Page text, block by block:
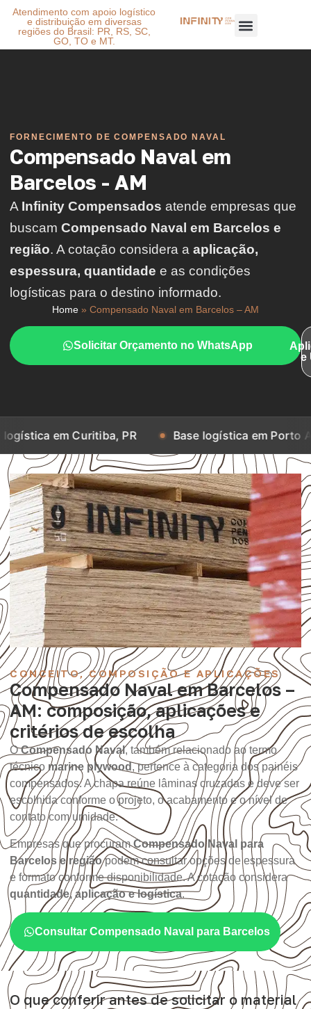
Atendimento com apoio logístico
e distribuição em diversas
regiões do Brasil: PR, RS, SC,
GO, TO e MT.
FORNECIMENTO DE COMPENSADO NAVAL
Compensado Naval em
Barcelos - AM
A Infinity Compensados atende empresas que
buscam Compensado Naval em Barcelos e
região. A cotação considera a aplicação,
espessura, quantidade e as condições
logísticas para o destino informado.
Home » Compensado Naval em Barcelos – AM
Solicitar Orçamento no WhatsApp
e
Curitiba, PR Base logística em Porto Alegre, RS
CONCEITO, COMPOSIÇÃO E APLICAÇÕES
Compensado Naval em Barcelos –
AM: composição, aplicações e
critérios de escolha
OCompensado Naval, também relacionado ao termo
técnico marine plywood, pertence à categoria dos painéis
compensados. A chapa reúne lâminas cruzadas e deve ser
escolhida conforme o projeto, o acabamento e o nível de
contato com umidade.
Empresas que procuramCompensado Naval para
Barcelos e regiãopodem consultar opções de espessura
e formato conforme disponibilidade. A cotação considera
quantidade, aplicação e logística.
Consultar Compensado Naval para Barcelos
O que conferir antes de solicitar o material